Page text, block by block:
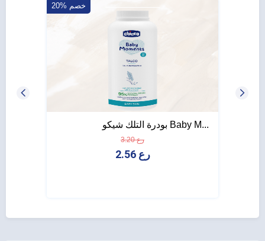
20% خصم
بودرة التلك شيكو Baby M...
3.20 رع
2.56 رع